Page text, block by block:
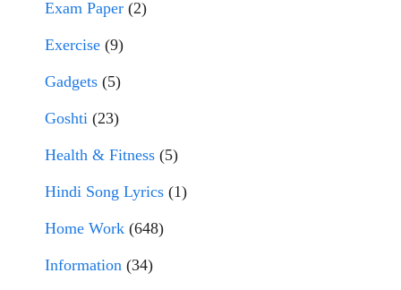
Exam Paper (2)
Exercise (9)
Gadgets (5)
Goshti (23)
Health & Fitness (5)
Hindi Song Lyrics (1)
Home Work (648)
Information (34)